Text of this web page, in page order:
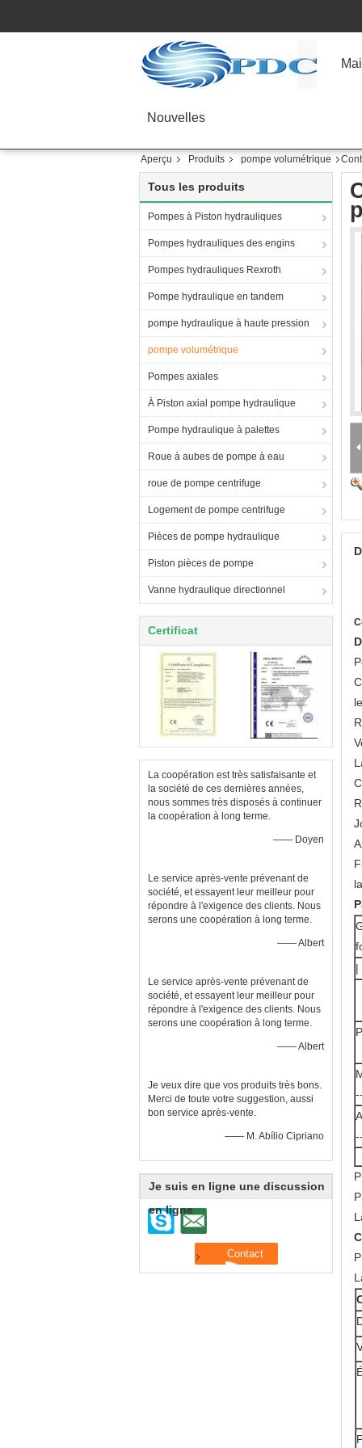
Nouvelles
Aperçu Produits pompe volumétrique
Tous les produits
Pompes à Piston hydrauliques
Pompes hydrauliques des engins
Pompes hydrauliques Rexroth
Pompe hydraulique en tandem
pompe hydraulique à haute pression
pompe volumétrique
Pompes axiales
À Piston axial pompe hydraulique
Pompe hydraulique à palettes
Roue à aubes de pompe à eau
roue de pompe centrifuge
Logement de pompe centrifuge
Pièces de pompe hydraulique
Piston pièces de pompe
Vanne hydraulique directionnel
Certificat
La coopération est très satisfaisante et
la société de ces dernières années,
nous sommes très disposés à continuer
la coopération à long terme.
—— Doyen
Le service après-vente prévenant de
société, et essayent leur meilleur pour
répondre à l'exigence des clients. Nous
serons une coopération à long terme.
—— Albert
Le service après-vente prévenant de
société, et essayent leur meilleur pour
répondre à l'exigence des clients. Nous
serons une coopération à long terme.
—— Albert
Je veux dire que vos produits très bons.
Merci de toute votre suggestion, aussi
bon service après-vente.
—— M. Abílio Cipriano
Je suis en ligne une discussion
en ligne
|